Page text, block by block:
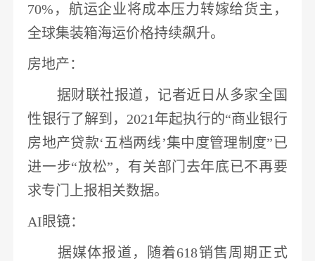
70%，航运企业将成本压力转嫁给货主，
全球集装箱海运价格持续飙升。
房地产：
据财联社报道，记者近日从多家全国
性银行了解到， 2021年起执行的“商业银行
房地产贷款‘五档两线’集中度管理制度”已
进一步“放松”， 有关部门去年底已不再要
求专门上报相关数据。
AI眼镜：
据媒体报道，随着618销售周期正式